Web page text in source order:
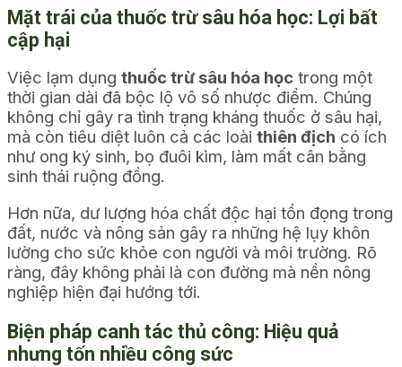
Mặt trái của thuốc trừ sâu hóa học: Lợi bất
cập hại
Việc lạm dụng thuốc trừ sâu hóa học trong một
thời gian dài đã bộc lộ vô số nhược điểm. Chúng
không chỉ gây ra tình trạng kháng thuốc ở sâu hại,
mà còn tiêu diệt luôn cả các loài thiên địch có ích
như ong ký sinh, bọ đuôi kìm, làm mất cân bằng
sinh thái ruộng đồng.
Hơn nữa, dư lượng hóa chất độc hại tồn đọng trong
đất, nước và nông sản gây ra những hệ lụy khôn
lường cho sức khỏe con người và môi trường. Rõ
ràng, đây không phải là con đường mà nền nông
nghiệp hiện đại hướng tới.
Biện pháp canh tác thủ công: Hiệu quả
nhưng tốn nhiều công sức